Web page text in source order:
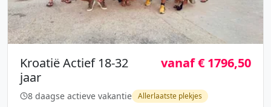
Kroatië Actief 18-32
jaar
vanaf € 1796,50
8 daagse actieve vakantie Allerlaatste plekjes